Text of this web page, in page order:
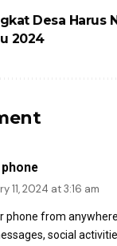
Desa Harus
2024
11, 2024 at 3:16 am
phone from
social